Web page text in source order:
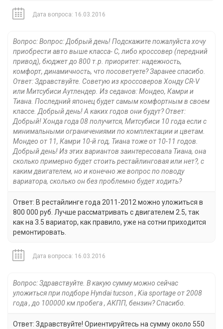
Дата вопроса: 16.03.2016
Вопрос: Вопрос: Добрый день! Подскажите пожалуйста хочу
приобрести авто выше класса- С, либо кроссовер (передний
привод), бюджет до 800 т.р. приоритет: надежность,
комфорт, динамичность, что посоветуете? Заранее спасибо.
Ответ: Здравствуйте. Советую из кроссоверов Хонду CR-V
или Митсубиси Аутлендер. Из седанов: Мондео, Камри и
Тиана. Последний японец будет самым комфортным в своем
классе. Добрый день! А каких годов они будут? Ответ:
Добрый! Хонда года 08 получится, Митсубиси 10 года если с
минимальными ограничениями по комплектации и цветам.
Мондео от 11, Камри 10-й год, Тиана тоже от 10-11 годов.
Добрый день! Из этих вариантов заинтересовала Тиана, она
сколько примерно будет стоить рестайлинговая или нет?, с
каким двигателем, но и конечно же вопрос по поводу
вариатора, сколько он без проблемно будет ходить?
Ответ: В рестайлинге года 2011-2012 можно уложиться в
800 000 руб. Лучше рассматривать с двигателем 2.5, так
как на 3.5 вариатор, как правило, уже на сотни приходится
ремонтировать.
Дата вопроса: 16.03.2016
Вопрос: Здравствуйте. В какую сумму можно сейчас
уложиться при подборе Hyndai tucson , Kia sportage от 2008
года , до 100000 км пробега , АКПП, бензин? Спасибо.
Ответ: Здравствуйте! Ориентируйтесь на сумму около 550